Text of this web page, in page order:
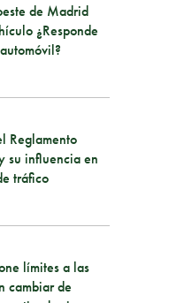
de Madrid
¿Responde
Reglamento
su influencia en
tráfico
límites a las
cambiar de